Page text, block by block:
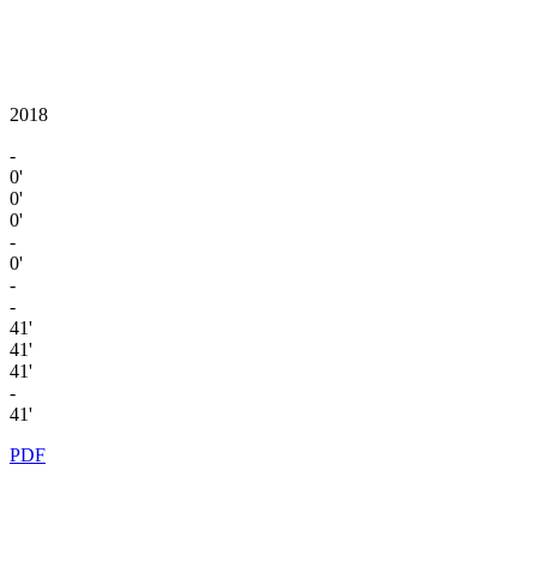
2018
-
0'
0'
0'
-
0'
-
-
41'
41'
41'
-
41'
PDF